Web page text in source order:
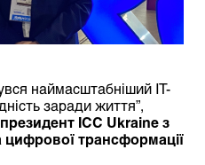
наймасштабніший IT-
заради життя”,
президент ICC Ukraine з
цифрової трансформації